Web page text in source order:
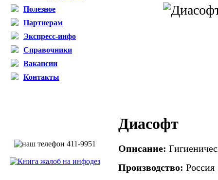
Полезное
Партнерам
Экспресс-инфо
Справочники
Вакансии
Контакты
Диасофт
Описание:
Производство: Россия